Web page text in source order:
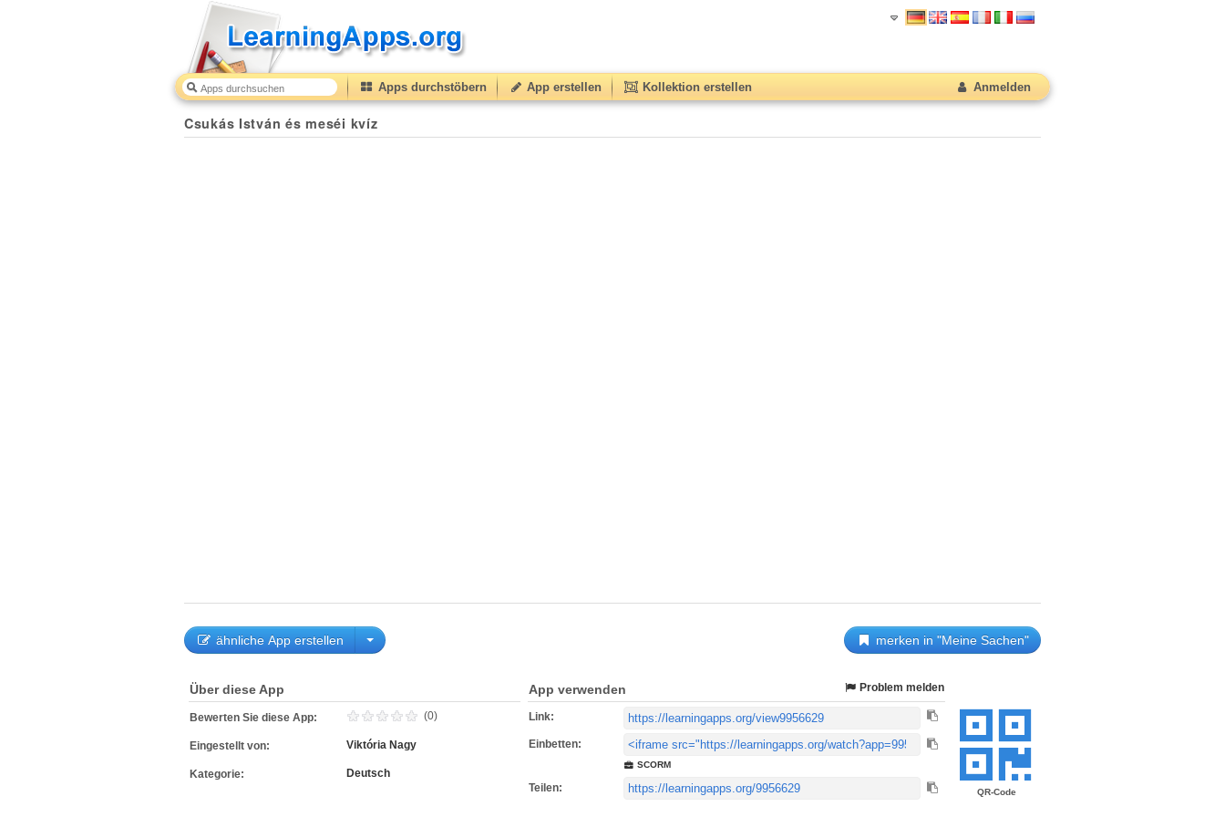
Apps durchstöbern App erstellen Kollektion erstellen Anmelden
Csukás István és meséi kvíz
ähnliche App erstellen merken in "Meine Sachen"
QR-Code
Über diese App
Bewerten Sie diese App: (0)
Eingestellt von: Viktória Nagy
Kategorie: Deutsch
App verwenden Problem melden
Link:
Einbetten:
SCORM
Teilen: